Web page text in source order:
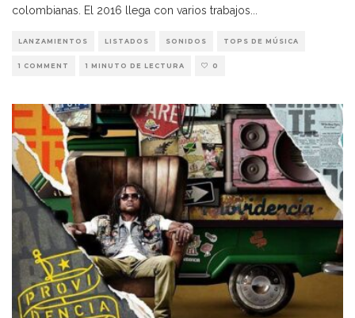
colombianas. El 2016 llega con varios trabajos
LANZAMIENTOS LISTADOS SONIDOS TOPS DE MÚSICA
1 COMMENT 1 MINUTO DE LECTURA 0